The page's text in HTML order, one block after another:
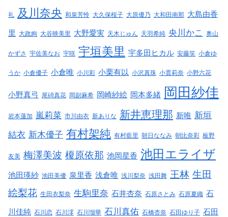
礼 及川奈央 和泉芳怜 大久保桜子 大原優乃 大和田南那 大島由香
里 大政絢 大谷映美里 大野愛実 天木じゅん 天羽希純 央川かこ 奥山
かずさ 宇佐美なお 宇咲 宇垣美里 宇多田ヒカル 安藤笑 小倉ゆ
うか 小倉優子 小倉唯 小川彩 小栗有以 小沢真珠 小貫莉奈 小野六花
小野真弓 尾碕真花 岡副麻希 岡崎紗絵 岡本多緒 岡田紗佳
岩本蓮加 嵐莉菜 市川由衣 新ありな 新井恵理那 新唯 新垣
結衣 新木優子 有村架純 有村藍里 朝日ななみ 朝比奈彩 板野
友美 梅澤美波 榎原依那 池岡星香 池田エライザ
池田瑛紗 池田美優 泉里香 浅倉唯 浅川梨奈 浅田舞 王林 生田
絵梨花 生田衣梨奈 生駒里奈 石井杏奈 石原さとみ 石原夏織 石
川佳純 石川恋 石川澪 石川瑠華 石川真佑 石橋杏奈 石田ゆり子 石田